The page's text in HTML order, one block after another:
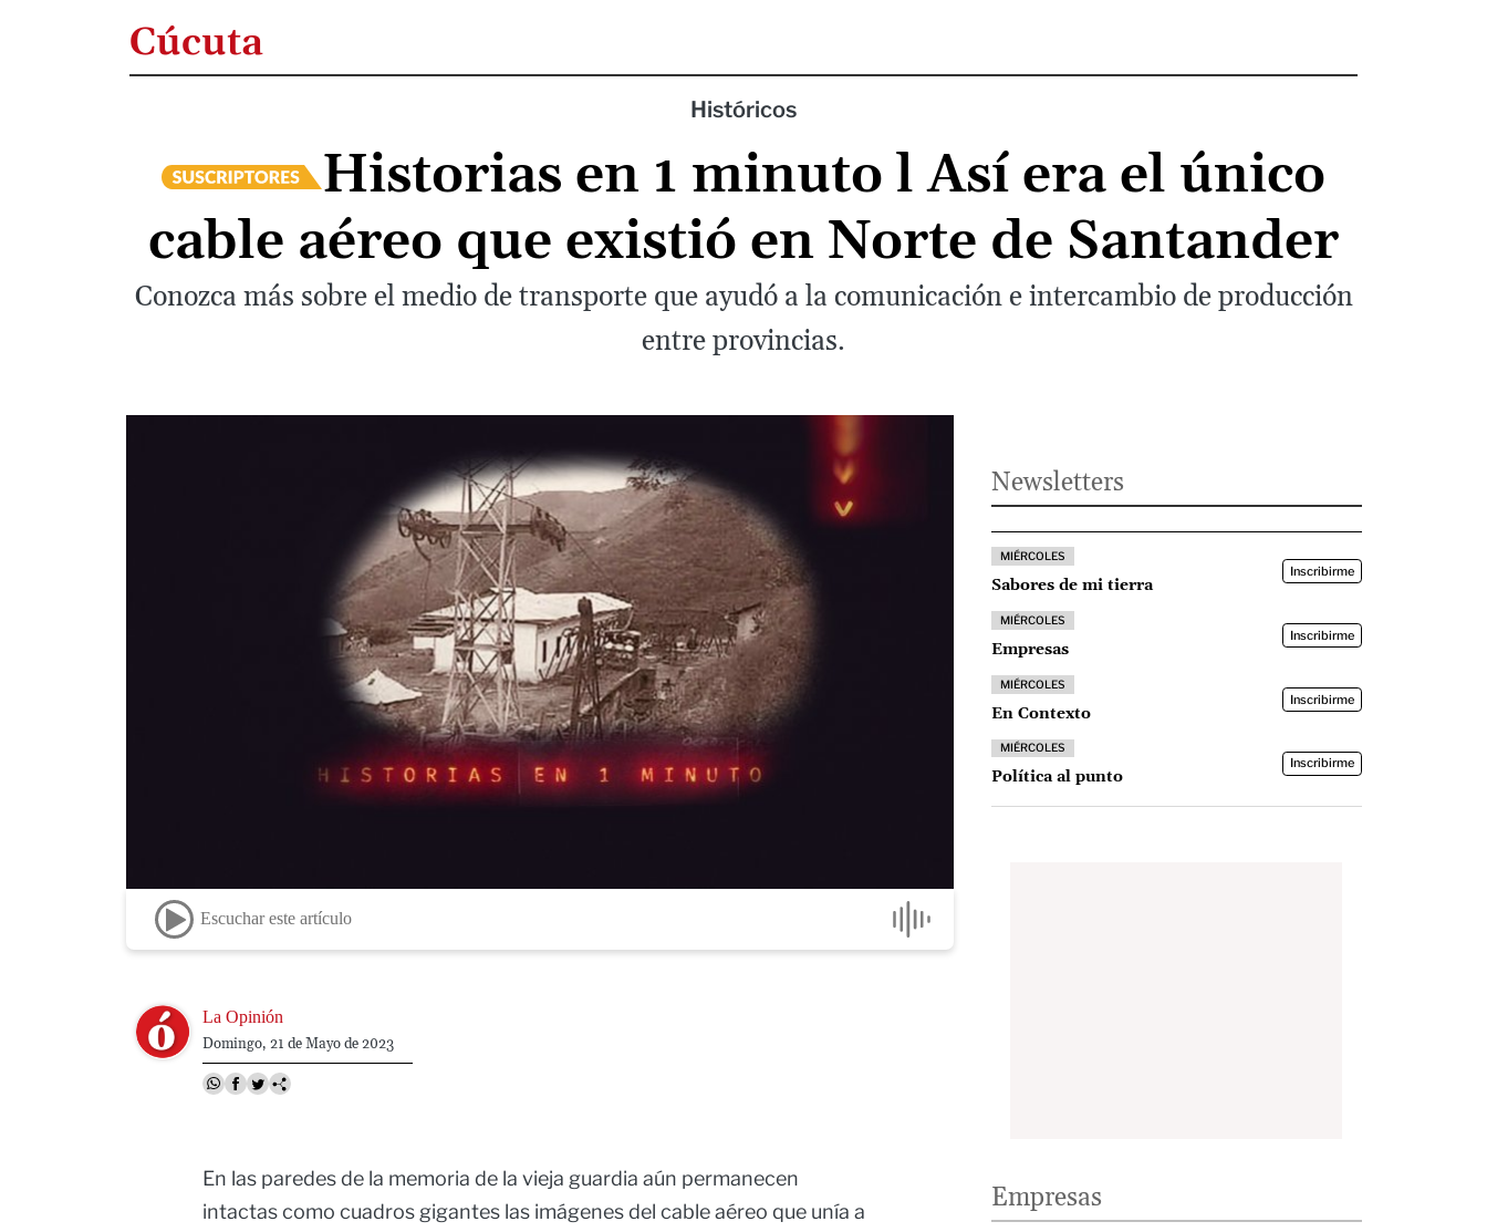
Cúcuta
Históricos
Historias en 1 minuto l Así era el único
cable aéreo que existió en Norte de Santander
Conozca más sobre el medio de transporte que ayudó a la comunicación e intercambio de producción
entre provincias.
Escuchar este artículo
Image La Opinión
Domingo, 21 de Mayo de 2023
En las paredes de la memoria de la vieja guardia aún permanecen
intactas como cuadros gigantes las imágenes del cable aéreo que unía a
Newsletters
MIÉRCOLES
Sabores de mi tierra
Inscribirme
MIÉRCOLES
Empresas
Inscribirme
MIÉRCOLES
En Contexto
Inscribirme
MIÉRCOLES
Política al punto
Inscribirme
Empresas